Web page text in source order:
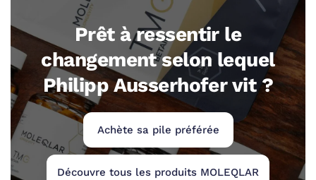
Prêt à ressentir le
changement selon lequel
Philipp Ausserhofer vit ?
Achète sa pile préférée
Découvre tous les produits MOLEQLAR